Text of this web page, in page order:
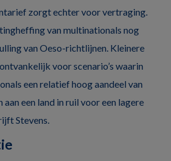
zorgt echter voor vertraging.
van multinationals nog
van Oeso-richtlijnen. Kleinere
voor scenario’s waarin
een relatief hoog aandeel van
een land in ruil voor een lagere
Stevens.